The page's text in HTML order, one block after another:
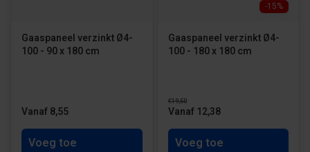
Gaaspaneel verzinkt Ø4-
100 - 90 x 180 cm
Vanaf 8,55
Voeg toe
-15%
Gaaspaneel verzinkt Ø4-
100 - 180 x 180 cm
€19,50
Vanaf 12,38
Voeg toe